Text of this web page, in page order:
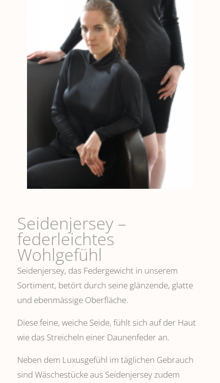
Seidenjersey –
federleichtes
Wohlgefühl
Seidenjersey, das Federgewicht in unserem
Sortiment, betört durch seine glänzende, glatte
und ebenmässige Oberfläche.
Diese feine, weiche Seide, fühlt sich auf der Haut
wie das Streicheln einer Daunenfeder an.
Neben dem Luxusgefühl im täglichen Gebrauch
sind Wäschestücke aus Seidenjersey zudem